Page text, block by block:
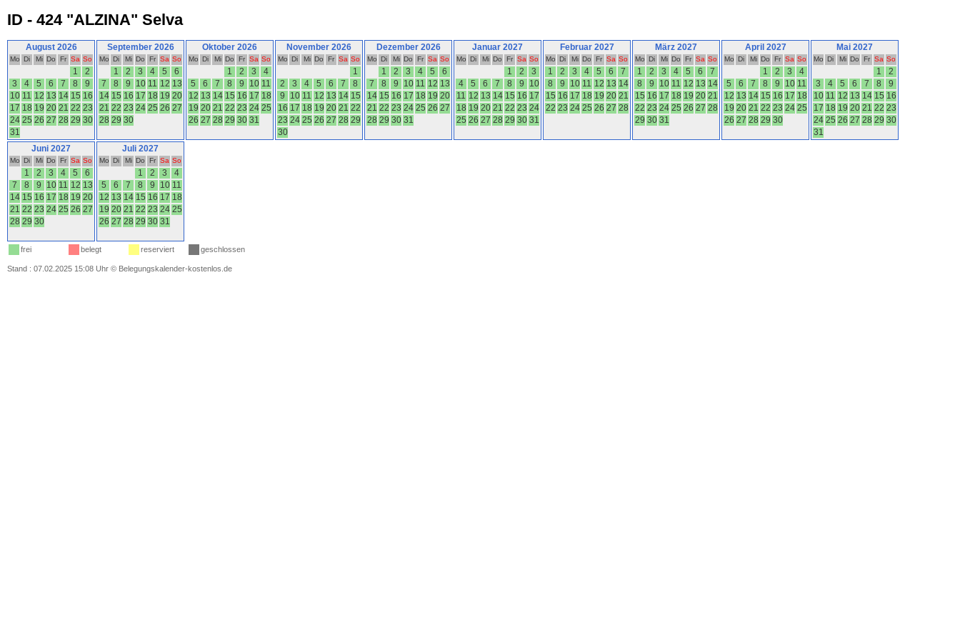
ID - 424 "ALZINA" Selva
August 2026
Mo Di Mi Do Fr Sa So
1
2
3
4 5 6 7 8
9
10 11 12 13 14 15 16
17 18 19 20 21 22 23
24 25 26 27 28 29 30
31
September 2026
Mo Di Mi Do Fr Sa So
1 2 3 4 5
6
7
8 9 10 11 12 13
14 15 16 17 18 19 20
21 22 23 24 25 26 27
28 29 30
Oktober 2026
Mo Di Mi Do Fr Sa So
1 2 3
4
5
6 7 8 9 10 11
12 13 14 15 16 17 18
19 20 21 22 23 24 25
26 27 28 29 30 31
November 2026
Mo Di Mi Do Fr Sa So
1
2
3 4 5 6 7
8
9
10 11 12 13 14 15
16 17 18 19 20 21 22
23 24 25 26 27 28 29
30
Dezember 2026
Mo Di Mi Do Fr Sa So
1 2 3 4 5
6
7
8 9 10 11 12 13
14 15 16 17 18 19 20
21 22 23 24 25 26 27
28 29 30 31
Januar 2027
Mo Di Mi Do Fr Sa So
1 2
3
4
5 6 7 8 9
10
11 12 13 14 15 16 17
18 19 20 21 22 23 24
25 26 27 28 29 30 31
Februar 2027
Mo Di Mi Do Fr Sa So
1 2 3 4 5 6
7
8
9 10 11 12 13 14
15 16 17 18 19 20 21
22 23 24 25 26 27 28
März 2027
Mo Di Mi Do Fr Sa So
1 2 3 4 5 6
7
8
9 10 11 12 13 14
15 16 17 18 19 20 21
22 23 24 25 26 27 28
29 30 31
April 2027
Mo Di Mi Do Fr Sa So
1 2 3
4
5
6 7 8 9 10 11
12 13 14 15 16 17 18
19 20 21 22 23 24 25
26 27 28 29 30
Mai 2027
Mo Di Mi Do Fr Sa So
1
2
3
4 5 6 7 8
9
10 11 12 13 14 15 16
17 18 19 20 21 22 23
24 25 26 27 28 29 30
31
Juni 2027
Mo Di Mi Do Fr Sa So
1 2 3 4 5
6
7
8 9 10 11 12 13
14 15 16 17 18 19 20
21 22 23 24 25 26 27
28 29 30
Juli 2027
Mo Di Mi Do Fr Sa So
1 2 3
4
5
6 7 8 9 10 11
12 13 14 15 16 17 18
19 20 21 22 23 24 25
26 27 28 29 30 31
frei belegt reserviert geschlossen
Stand : 07.02.2025 15:08 Uhr © Belegungskalender-kostenlos.de